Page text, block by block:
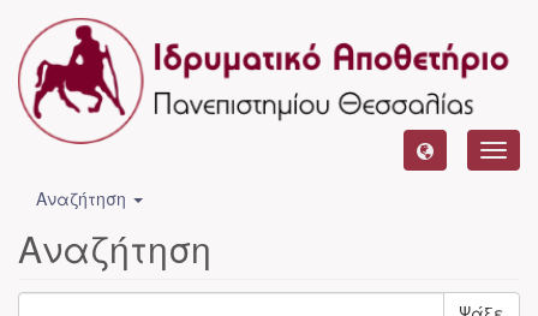
Αναζήτηση
Αναζήτηση